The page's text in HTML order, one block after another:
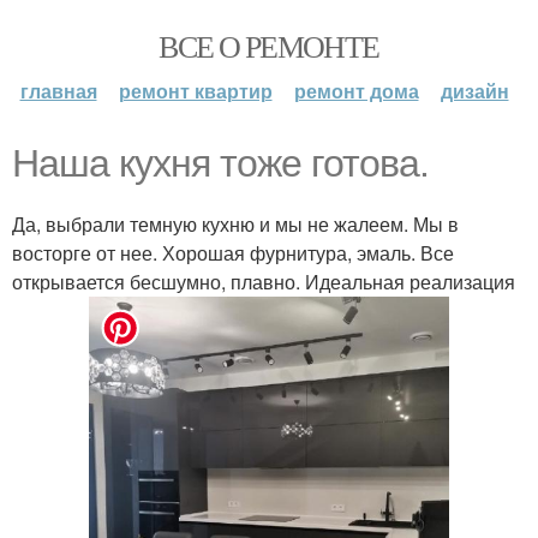
ВСЕ О РЕМОНТЕ
главная ремонт квартир ремонт дома дизайн
Наша кухня тоже готова.
Да, выбрали темную кухню и мы не жалеем. Мы в
восторге от нее. Хорошая фурнитура, эмаль. Все
открывается бесшумно, плавно. Идеальная реализация